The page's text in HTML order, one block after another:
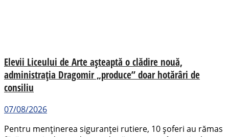
Elevii Liceului de Arte așteaptă o clădire nouă,
administrația Dragomir „produce” doar hotărâri de
consiliu
07/08/2026
Pentru menținerea siguranței rutiere, 10 șoferi au rămas